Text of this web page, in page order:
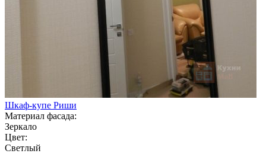
Шкаф-купе Риши
Материал фасада:
Зеркало
Цвет:
Светлый